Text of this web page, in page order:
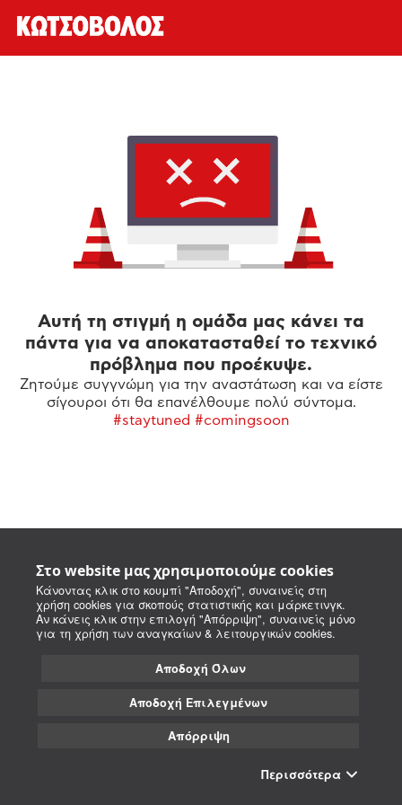
Στο website μας χρησιμοποιούμε cookies
Κάνοντας κλικ στο κουμπί "Αποδοχή", συναινείς στη
χρήση cookies για σκοπούς στατιστικής και μάρκετινγκ.
Αν κάνεις κλικ στην επιλογή "Απόρριψη", συναινείς μόνο
για τη χρήση των αναγκαίων & λειτουργικών cookies.
Αποδοχή Όλων
Αποδοχή Επιλεγμένων
Απόρριψη
Περισσότερα
Αυτή τη στιγμή η ομάδα μας κάνει τα
πάντα για να αποκατασταθεί το τεχνικό
πρόβλημα που προέκυψε.
Ζητούμε συγγνώμη για την αναστάτωση και να είστε
σίγουροι ότι θα επανέλθουμε πολύ σύντομα.
#staytuned #comingsoon